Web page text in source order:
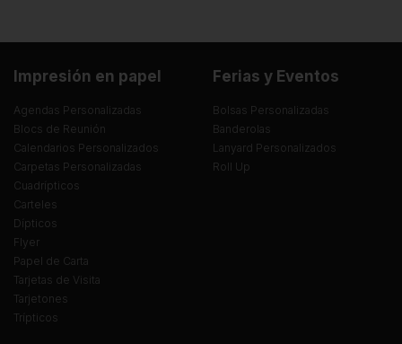
Impresión en papel
Agendas Personalizadas
Blocs de Reunión
Calendarios Personalizados
Carpetas Personalizadas
Cuadrípticos
Carteles
Dípticos
Flyer
Papel de Carta
Tarjetas de Visita
Tarjetones
Trípticos
Ferias y Eventos
Bolsas Personalizadas
Banderolas
Lanyard Personalizados
Roll Up